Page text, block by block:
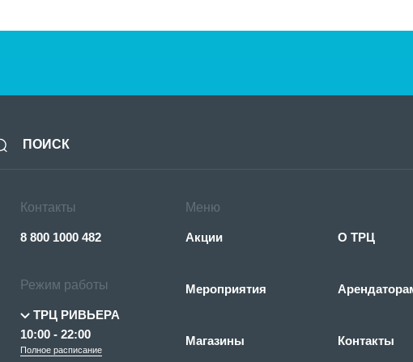
Контакты
8 800 1000 482
Режим работы
ТРЦ РИВЬЕРА
10:00 - 22:00
Полное расписание
Меню
Акции
Мероприятия
Магазины
О ТРЦ
Контакты